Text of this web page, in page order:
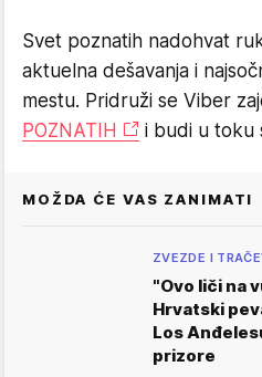
Svet poznatih nadohvat
aktuelna dešavanja i
mestu. Pridruži se Viber
POZNATIH
i budi u toku
MOŽDA ĆE VAS ZANIMATI
ZVEZDE I
"Ovo liči na
Hrvatski
Los
prizore